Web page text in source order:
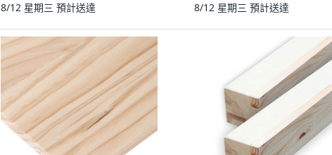
8/12 星期三 預計送達 8/12 星期三 預計送達